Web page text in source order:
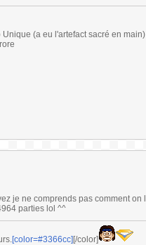
(a eu l'artefact sacré en
je ne comprends pas comment
parties lol ^^
[color=#3366cc] [/color]